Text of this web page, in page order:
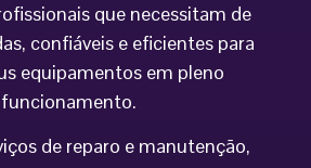
que necessitam de
confiáveis e eficientes para
equipamentos em pleno
funcionamento.
de reparo e manutenção,